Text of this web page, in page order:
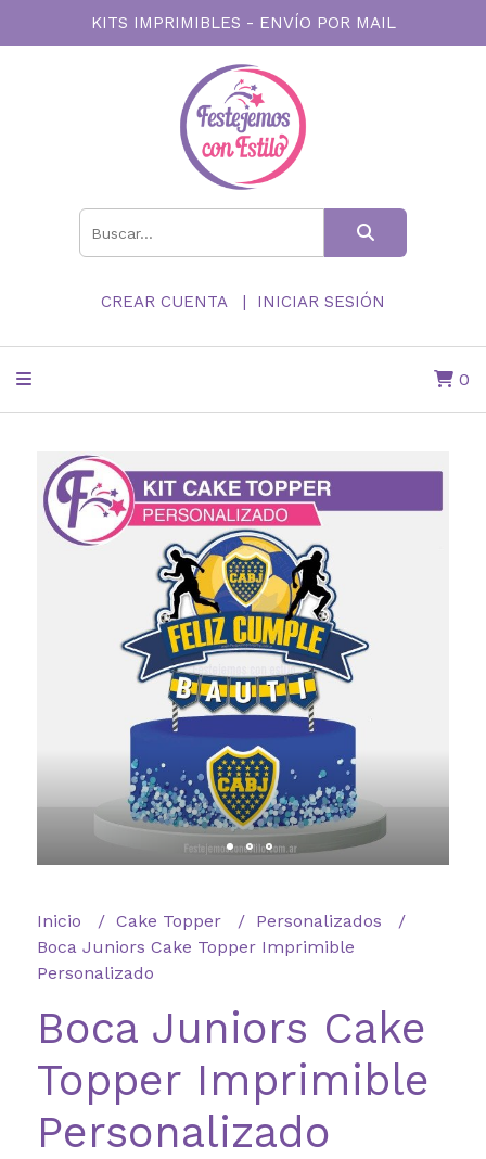
KITS IMPRIMIBLES - ENVÍO POR MAIL
CREAR CUENTA INICIAR SESIÓN
0
Inicio Cake Topper
Personalizados
Boca Juniors Cake Topper Imprimible
Personalizado
Boca Juniors Cake
Topper Imprimible
Personalizado